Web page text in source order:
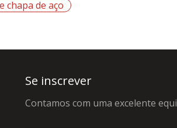
chapa de aço
Se inscrever
Contamos com uma excelente